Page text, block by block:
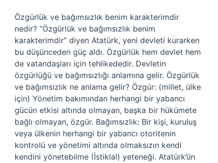
Özgürlük ve bağımsızlık benim karakterimdir
nedir? “Özgürlük ve bağımsızlık benim
karakterimdir” diyen Atatürk, yeni devleti kurarken
bu düşünceden güç aldı. Özgürlük hem devlet hem
de vatandaşları için tehlikededir. Devletin
özgürlüğü ve bağımsızlığı anlamına gelir. Özgürlük
ve bağımsızlık ne anlama gelir? Özgür: (millet, ülke
için) Yönetim bakımından herhangi bir yabancı
gücün etkisi altında olmayan, başka bir hükümete
bağlı olmayan, özgür. Bağımsızlık: Bir kişi, kuruluş
veya ülkenin herhangi bir yabancı otoritenin
kontrolü ve yönetimi altında olmaksızın kendi
kendini yönetebilme (İstiklal) yeteneği. Atatürk’ün